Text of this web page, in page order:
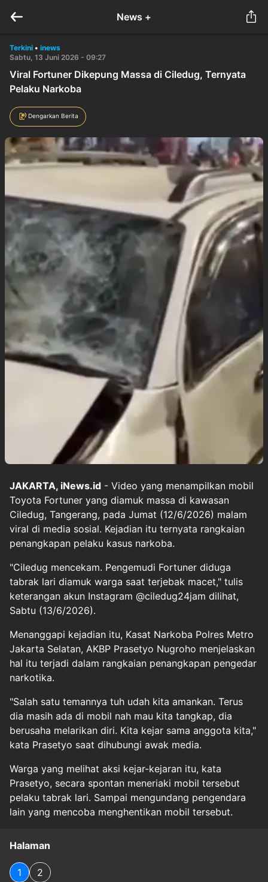
News +
Terkini • inews
Sabtu, 13 Juni 2026 - 09:27
Viral Fortuner Dikepung Massa di Ciledug, Ternyata
Pelaku Narkoba
Dengarkan Berita
JAKARTA, iNews.id - Video yang menampilkan mobil
Toyota Fortuner yang diamuk massa di kawasan
Ciledug, Tangerang, pada Jumat (12/6/2026) malam
viral di media sosial. Kejadian itu ternyata rangkaian
penangkapan pelaku kasus narkoba.
"Ciledug mencekam. Pengemudi Fortuner diduga
tabrak lari diamuk warga saat terjebak macet," tulis
keterangan akun Instagram @ciledug24jam dilihat,
Sabtu (13/6/2026).
Menanggapi kejadian itu, Kasat Narkoba Polres Metro
Jakarta Selatan, AKBP Prasetyo Nugroho menjelaskan
hal itu terjadi dalam rangkaian penangkapan pengedar
narkotika.
"Salah satu temannya tuh udah kita amankan. Terus
dia masih ada di mobil nah mau kita tangkap, dia
berusaha melarikan diri. Kita kejar sama anggota kita,"
kata Prasetyo saat dihubungi awak media.
Warga yang melihat aksi kejar-kejaran itu, kata
Prasetyo, secara spontan meneriaki mobil tersebut
pelaku tabrak lari. Sampai mengundang pengendara
lain yang mencoba menghentikan mobil tersebut.
Halaman
1 2